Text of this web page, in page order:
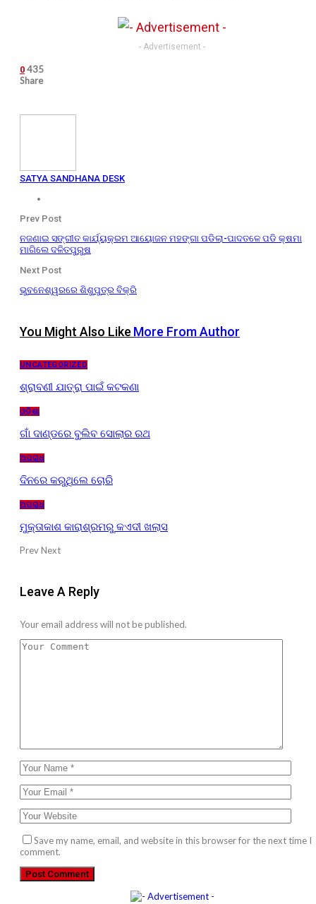
- Advertisement -
0 435
Share
SATYA SANDHANA DESK
Prev Post
ନଜଣାଇ ସଙ୍ଗୀତ କାର୍ଯ୍ୟକ୍ରମ ଆୟୋଜନ ମହଙ୍ଗା ପଡିଲା-ପାଦତଳେ ପଡି କ୍ଷମା
ମାଗିଲେ ଦଳିତପୁରୁଷ
Next Post
ଭୁବନେଶ୍ୱରରେ ଶିଶୁପୁତ୍ର ବିକ୍ରି
You Might Also Like More From Author
UNCATEGORIZED
ଶ୍ରାବଣୀ ଯାତ୍ରା ପାଇଁ କଟକଣା
ଓଡ଼ିଶା
ଗାଁ ଦାଣ୍ଡରେ ବୁଲିବ ସୋଲାର ରଥ
ଅପରାଧ
ଦିନରେ କରୁଥିଲେ ଚୋରି
ଅପରାଧ
ମୁକ୍ତାକାଶ କାରାଶ୍ରମରୁ କଏଦୀ ଖଲାସ
PrevNext
Leave A Reply
Your email address will not be published.
Save my name, email, and website in this browser for the next time I
comment.